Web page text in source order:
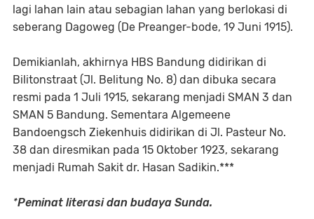
lagi lahan lain atau sebagian lahan yang berlokasi di
seberang Dagoweg (De Preanger-bode, 19 Juni 1915).
Demikianlah, akhirnya HBS Bandung didirikan di
Bilitonstraat (Jl. Belitung No. 8) dan dibuka secara
resmi pada 1 Juli 1915, sekarang menjadi SMAN 3 dan
SMAN 5 Bandung. Sementara Algemeene
Bandoengsch Ziekenhuis didirikan di Jl. Pasteur No.
38 dan diresmikan pada 15 Oktober 1923, sekarang
menjadi Rumah Sakit dr. Hasan Sadikin.***
*Peminat literasi dan budaya Sunda.